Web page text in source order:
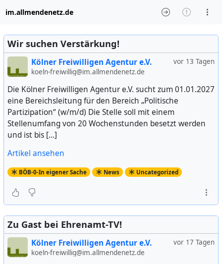
im.allmendenetz.de
Wir suchen Verstärkung!
vor 13 Tagen
Kölner Freiwilligen Agentur e.V.
koeln-freiwillig@im.allmendenetz.de
Die Kölner Freiwilligen Agentur e.V. sucht zum 01.01.2027
eine Bereichsleitung für den Bereich „Politische
Partizipation“ (w/m/d) Die Stelle soll mit einem
Stellenumfang von 20 Wochenstunden besetzt werden
und ist bis […]
Artikel ansehen
BÖB-0-In eigener Sache News Uncategorized
Zu Gast bei Ehrenamt-TV!
vor 17 Tagen
Kölner Freiwilligen Agentur e.V.
koeln-freiwillig@im.allmendenetz.de